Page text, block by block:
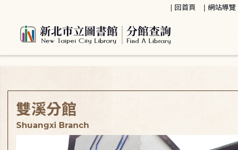
回首頁 網站導覽
雙溪分館
Shuangxi Branch